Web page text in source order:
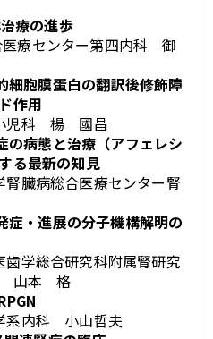
療の進歩
療センター第四内科 御
細胞膜蛋白の翻訳後修飾障
作用
児科 楊 國昌
の病態と治療（アフェレシ
る最新の知見
臓病総合医療センター腎
症・進展の分子機構解明の
学総合研究科附属腎研究
山本 格
内科 小山哲夫